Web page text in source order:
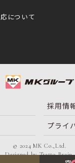
について
採用情
プライ
© 2024 MK Co.,Ltd.
Designed byTratto Brain.